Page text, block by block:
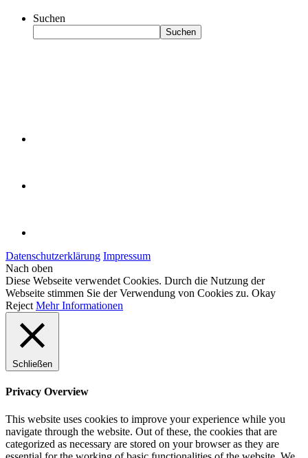
Suchen
Suchen
Datenschutzerklärung Impressum
Nach oben
Diese Webseite verwendet Cookies. Durch die Nutzung der
Webseite stimmen Sie der Verwendung von Cookies zu. Okay
Reject Mehr Informationen
Schließen
Privacy Overview
This website uses cookies to improve your experience while you
navigate through the website. Out of these, the cookies that are
categorized as necessary are stored on your browser as they are